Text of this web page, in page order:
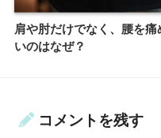
肩や肘だけでなく、腰を
いのはなぜ？
コメントを残す